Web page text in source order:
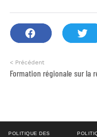
< Précédent
POLITIQUE DES